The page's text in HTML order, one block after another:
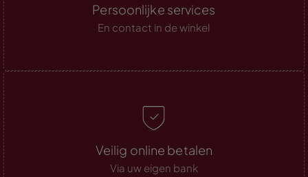
Persoonlijke services
En contact in de winkel
Veilig online betalen
Via uw eigen bank